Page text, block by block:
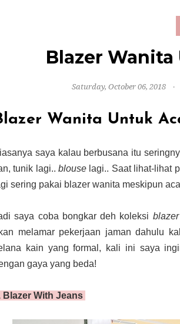
Blazer
Saturday, October 06, 2018
Wanita Untuk
saya kalau berbusana itu
tunik lagi..blouse lagi.. Saat lihat-lihat
sering pakai blazer wanita meskipun
saya coba bongkar deh koleksi blazer
melamar pekerjaan jaman dahulu
kain yang formal, kali ini saya
gaya yang beda!
Blazer With Jeans